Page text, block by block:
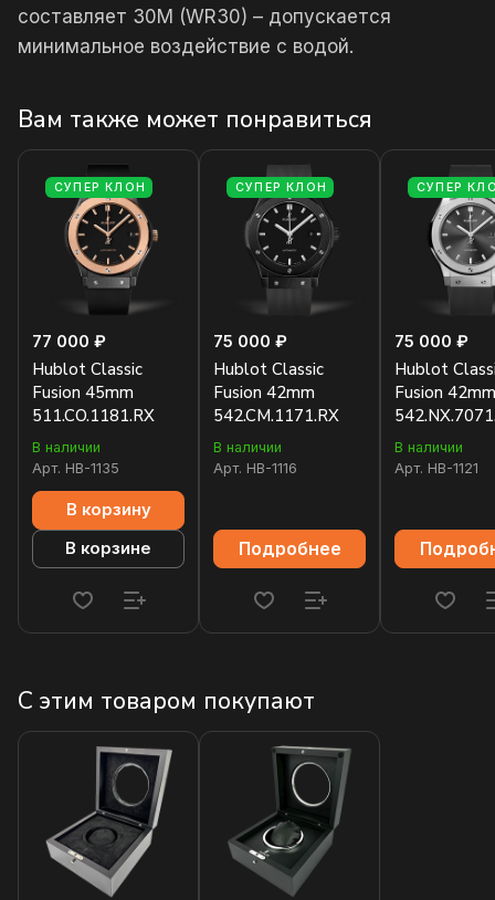
составляет 30М (WR30) – допускается
минимальное воздействие с водой.
Вам также может понравиться
СУПЕР КЛОН
77 000 ₽
Hublot Classic
Fusion 45mm
511.CO.1181.RX
В наличии
Арт. HB-1135
В корзину
В корзине
СУПЕР КЛОН
75 000 ₽
Hublot Classic
Fusion 42mm
542.CM.1171.RX
В наличии
Арт. HB-1116
Подробнее
СУПЕР
75 000 ₽
Hublot
Fusion 42mm
В наличии
Арт. HB-1121
С этим товаром покупают